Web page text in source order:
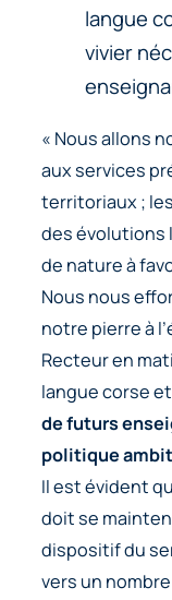
langue
vivier
« Nous allons
aux services
territoriaux ;
des
de nature à
Nous nous
notre pierre à
Recteur en
langue corse et
de futurs
politique
Il est évident
doit se
dispositif du
vers un